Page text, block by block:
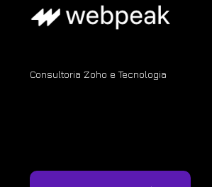
Consultoria Zoho e Tecnologia